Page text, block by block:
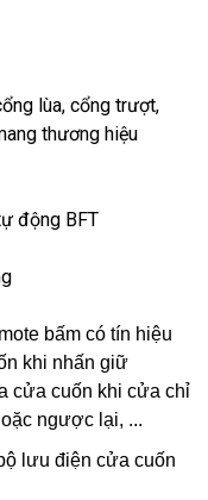
lùa, cổng trượt,
thương hiệu
động BFT
bấm có tín hiệu
khi nhấn giữ
cửa cuốn khi cửa chỉ
ngược lại, ...
lưu điện cửa cuốn